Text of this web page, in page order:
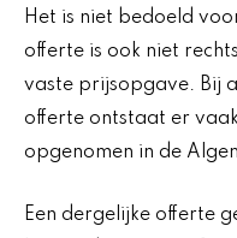
Het is niet bedoeld
offerte is ook niet
vaste prijsopgave. Bij
offerte ontstaat er
opgenomen in de
Een dergelijke offerte